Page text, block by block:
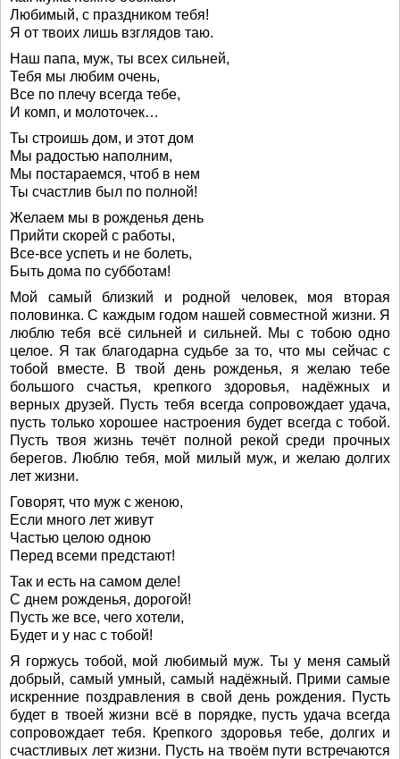
Любимый, с праздником тебя!
Я от твоих лишь взглядов таю.
Наш папа, муж, ты всех сильней,
Тебя мы любим очень,
Все по плечу всегда тебе,
И комп, и молоточек…
Ты строишь дом, и этот дом
Мы радостью наполним,
Мы постараемся, чтоб в нем
Ты счастлив был по полной!
Желаем мы в рожденья день
Прийти скорей с работы,
Все-все успеть и не болеть,
Быть дома по субботам!
Мой самый близкий и родной человек, моя вторая
половинка. С каждым годом нашей совместной жизни. Я
люблю тебя всё сильней и сильней. Мы с тобою одно
целое. Я так благодарна судьбе за то, что мы сейчас с
тобой вместе. В твой день рожденья, я желаю тебе
большого счастья, крепкого здоровья, надёжных и
верных друзей. Пусть тебя всегда сопровождает удача,
пусть только хорошее настроения будет всегда с тобой.
Пусть твоя жизнь течёт полной рекой среди прочных
берегов. Люблю тебя, мой милый муж, и желаю долгих
лет жизни.
Говорят, что муж с женою,
Если много лет живут
Частью целою одною
Перед всеми предстают!
Так и есть на самом деле!
С днем рожденья, дорогой!
Пусть же все, чего хотели,
Будет и у нас с тобой!
Я горжусь тобой, мой любимый муж. Ты у меня самый
добрый, самый умный, самый надёжный. Прими самые
искренние поздравления в свой день рождения. Пусть
будет в твоей жизни всё в порядке, пусть удача всегда
сопровождает тебя. Крепкого здоровья тебе, долгих и
счастливых лет жизни. Пусть на твоём пути встречаются